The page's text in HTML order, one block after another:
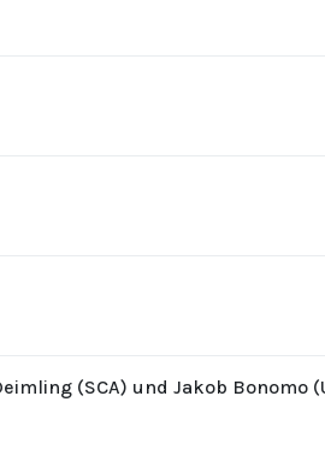
(SCA) und Jakob Bonomo